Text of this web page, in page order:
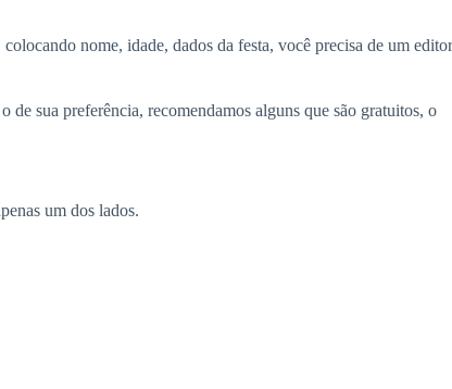
nome, idade, dados da festa, você precisa de um
de sua preferência, recomendamos alguns que são gratuitos, o
um dos lados.